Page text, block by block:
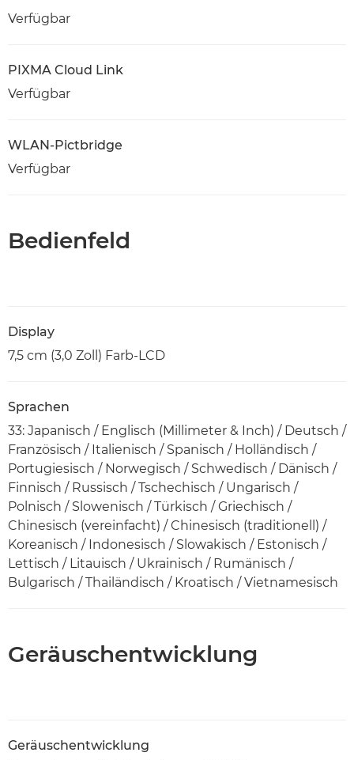
Verfügbar
PIXMA Cloud Link
Verfügbar
WLAN-Pictbridge
Verfügbar
Bedienfeld
Display
7,5 cm (3,0 Zoll) Farb-LCD
Sprachen
33: Japanisch / Englisch (Millimeter & Inch) / Deutsch /
Französisch / Italienisch / Spanisch / Holländisch /
Portugiesisch / Norwegisch / Schwedisch / Dänisch /
Finnisch / Russisch / Tschechisch / Ungarisch /
Polnisch / Slowenisch / Türkisch / Griechisch /
Chinesisch (vereinfacht) / Chinesisch (traditionell) /
Koreanisch / Indonesisch / Slowakisch / Estonisch /
Lettisch / Litauisch / Ukrainisch / Rumänisch /
Bulgarisch / Thailändisch / Kroatisch / Vietnamesisch
Geräuschentwicklung
Geräuschentwicklung